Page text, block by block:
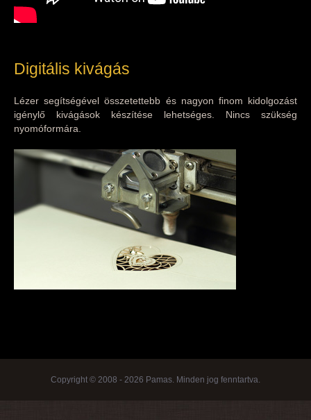
Digitális kivágás
Lézer segítségével összetettebb és nagyon finom kidolgozást
igénylő kivágások készítése lehetséges. Nincs szükség
nyomóformára.
Copyright © 2008 - 2026 Pamas. Minden jog fenntartva.